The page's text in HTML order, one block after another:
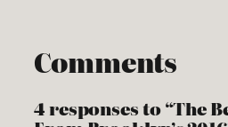
Comments
4 responses to “The